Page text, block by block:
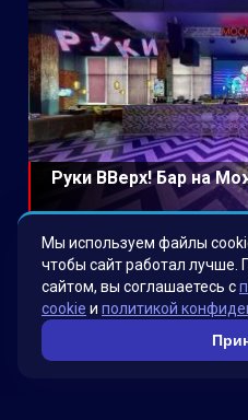
Руки ВВерх! Бар на
Смотреть больше проектов
Мы используем файлы
чтобы сайт работал лучше.
сайтом, вы соглашаетесь с
cookie и политикой